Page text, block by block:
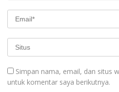
Simpan nama, email, dan situs
untuk komentar saya berikutnya.